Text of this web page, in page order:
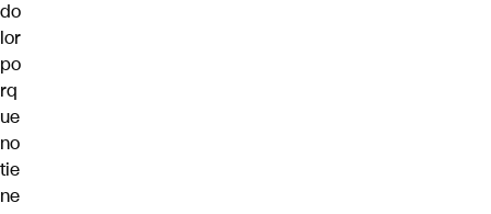
do
lor
po
rq
ue
no
tie
ne